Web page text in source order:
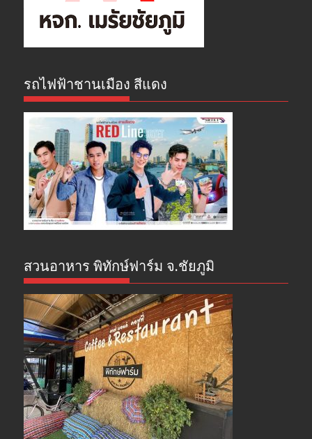
รถไฟฟ้าชานเมือง สีแดง
สวนอาหาร พิทักษ์ฟาร์ม จ.ชัยภูมิ